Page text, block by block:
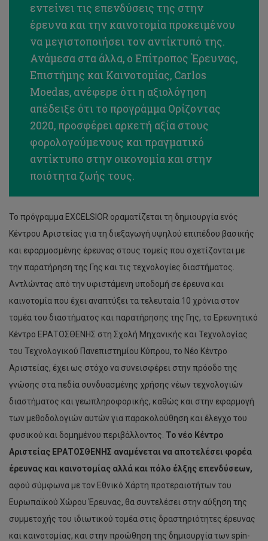
εντείνει τις επενδύσεις της στην
έρευνα και την καινοτομία προκειμένου
να μεγιστοποιήσει τον αντίκτυπό της.
Ανάμεσα στα άλλα, ο Επίτροπος Έρευνας,
Επιστήμης και Καινοτομίας, Carlos
Moedas, ανέφερε ότι η αξιολόγηση
απέδειξε ότι το προγράμμα Ορίζοντας
2020, προσφέρει αρκετή αξία στους
φορολογούμενους και πραγματικό
αντίκτυπο στην οικονομία και στην
ποιότητα ζωής τους.
Το πρόγραμμα EXCELSIOR οραματίζεται τη δημιουργία ενός
Κέντρου Αριστείας για τη διεξαγωγή υψηλού επιπέδου βασικής
και εφαρμοσμένης έρευνας στους τομείς που σχετίζονται με
την παρατήρηση της Γης και τις τεχνολογίες διαστήματος.
Αντλώντας από την υφιστάμενη υποδομή σε έρευνα και
καινοτομία που έχει αναπτύξει τα τελευταία 10 χρόνια στον
τομέα του διαστήματος και παρατήρησης της Γης, το Ερευνητικό
Κέντρο ΕΡΑΤΟΣΘΕΝΗΣ στη Σχολή Μηχανικής και Τεχνολογίας
του Τεχνολογικού Πανεπιστημίου Κύπρου, το Νέο Κέντρο
Αριστείας, έχει ως στόχο να συνεισφέρει στην πρόοδο της
γνώσης στα πεδία συνδυασμένης χρήσης νέων τεχνολογιών
διαστήματος και γεωπληροφορικής, καθώς και στην εφαρμογή
των μεθοδολογιών αυτών για παρακολούθηση και έλεγχο του
φυσικού και δομημένου περιβάλλοντος. Το νέο Κέντρο
Αριστείας ΕΡΑΤΟΣΘΕΝΗΣ αναμένεται να αποτελέσει φορέα
έρευνας και καινοτομίας αλλά και πόλο έλξης επενδύσεων,
αφού σύμφωνα με τον Εθνικό Χάρτη προτεραιοτήτων του
Ευρωπαϊκού Χώρου Έρευνας, θα συντελέσει στην αύξηση της
συμμετοχής του ιδιωτικού τομέα στις δραστηριότητες έρευνας
και καινοτομίας, και στην προώθηση της δημιουργία των spin-